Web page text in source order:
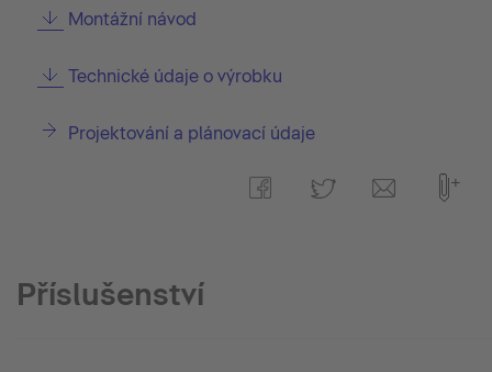
Montážní návod
Technické údaje o výrobku
Projektování a plánovací údaje
Příslušenství